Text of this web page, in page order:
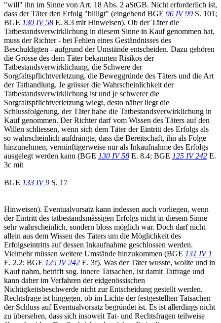
"will" ihn im Sinne von Art. 18 Abs. 2 aStGB. Nicht erforderlich ist,
dass der Täter den Erfolg "billigt" (eingehend BGE 96 IV 99 S. 101;
BGE 130 IV 58 E. 8.3 mit Hinweisen). Ob der Täter die
Tatbestandsverwirklichung in diesem Sinne in Kauf genommen hat,
muss der Richter - bei Fehlen eines Geständnisses des
Beschuldigten - aufgrund der Umstände entscheiden. Dazu gehören
die Grösse des dem Täter bekannten Risikos der
Tatbestandsverwirklichung, die Schwere der
Sorgfaltspflichtverletzung, die Beweggründe des Täters und die Art
der Tathandlung. Je grösser die Wahrscheinlichkeit der
Tatbestandsverwirklichung ist und je schwerer die
Sorgfaltspflichtverletzung wiegt, desto näher liegt die
Schlussfolgerung, der Täter habe die Tatbestandsverwirklichung in
Kauf genommen. Der Richter darf vom Wissen des Täters auf den
Willen schliessen, wenn sich dem Täter der Eintritt des Erfolgs als
so wahrscheinlich aufdrängte, dass die Bereitschaft, ihn als Folge
hinzunehmen, vernünftigerweise nur als Inkaufnahme des Erfolgs
ausgelegt werden kann (BGE 130 IV 58 E. 8.4; BGE 125 IV 242 E.
3c mit
BGE 133 IV 9 S. 17
Hinweisen). Eventualvorsatz kann indessen auch vorliegen, wenn
der Eintritt des tatbestandsmässigen Erfolgs nicht in diesem Sinne
sehr wahrscheinlich, sondern bloss möglich war. Doch darf nicht
allein aus dem Wissen des Täters um die Möglichkeit des
Erfolgseintritts auf dessen Inkaufnahme geschlossen werden.
Vielmehr müssen weitere Umstände hinzukommen (BGE 131 IV 1
E. 2.2; BGE 125 IV 242 E. 3f). Was der Täter wusste, wollte und in
Kauf nahm, betrifft sog. innere Tatsachen, ist damit Tatfrage und
kann daher im Verfahren der eidgenössischen
Nichtigkeitsbeschwerde nicht zur Entscheidung gestellt werden.
Rechtsfrage ist hingegen, ob im Lichte der festgestellten Tatsachen
der Schluss auf Eventualvorsatz begründet ist. Es ist allerdings nicht
zu übersehen, dass sich insoweit Tat- und Rechtsfragen teilweise